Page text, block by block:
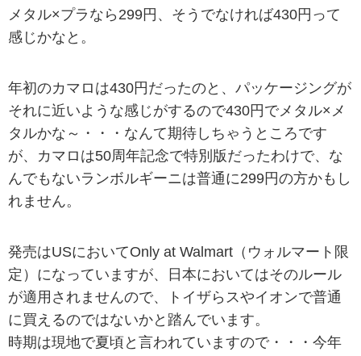
メタル×プラなら299円、そうでなければ430円って
感じかなと。
年初のカマロは430円だったのと、パッケージングが
それに近いような感じがするので430円でメタル×メ
タルかな～・・・なんて期待しちゃうところです
が、カマロは50周年記念で特別版だったわけで、な
んでもないランボルギーニは普通に299円の方かもし
れません。
発売はUSにおいてOnly at Walmart（ウォルマート限
定）になっていますが、日本においてはそのルール
が適用されませんので、トイザらスやイオンで普通
に買えるのではないかと踏んでいます。
時期は現地で夏頃と言われていますので・・・今年